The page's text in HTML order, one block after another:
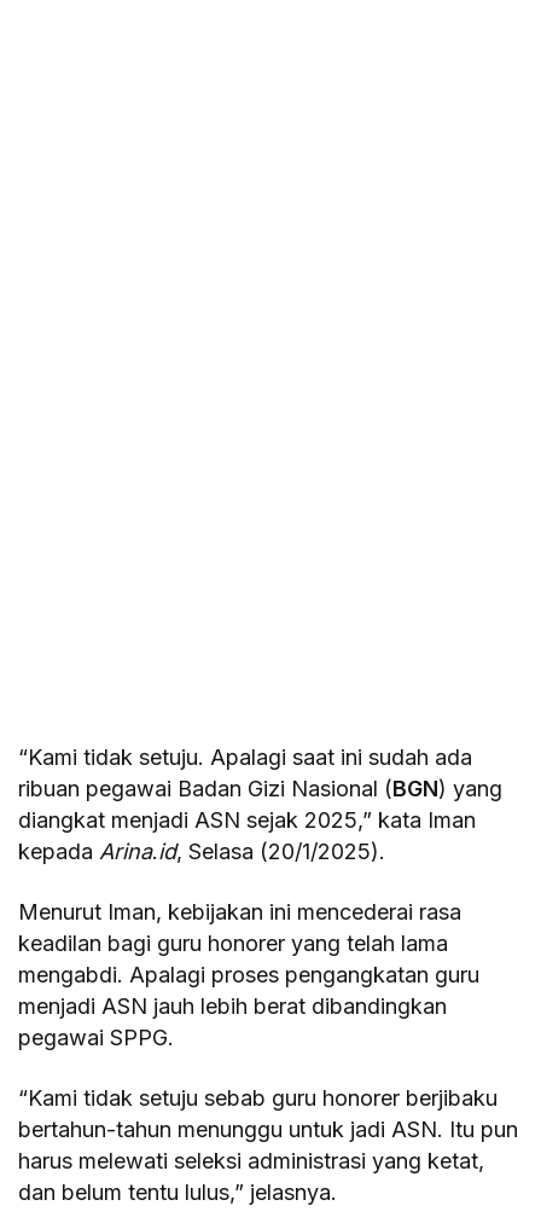
“Kami tidak setuju. Apalagi saat ini sudah ada
ribuan pegawai Badan Gizi Nasional (BGN) yang
diangkat menjadi ASN sejak 2025,” kata Iman
kepada Arina.id, Selasa (20/1/2025).
Menurut Iman, kebijakan ini mencederai rasa
keadilan bagi guru honorer yang telah lama
mengabdi. Apalagi proses pengangkatan guru
menjadi ASN jauh lebih berat dibandingkan
pegawai SPPG.
“Kami tidak setuju sebab guru honorer berjibaku
bertahun-tahun menunggu untuk jadi ASN. Itu pun
harus melewati seleksi administrasi yang ketat,
dan belum tentu lulus,” jelasnya.